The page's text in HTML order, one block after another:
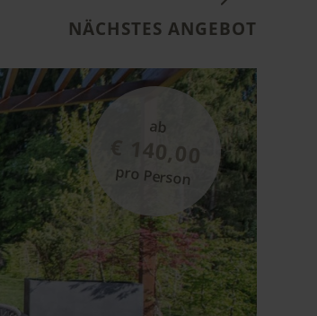
NÄCHSTES ANGEBOT
ab
€ 140,00
pro Person